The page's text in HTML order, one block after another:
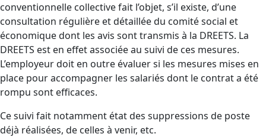
conventionnelle collective fait l’objet, s’il existe, d’une
consultation régulière et détaillée du comité social et
économique dont les avis sont transmis à la DREETS. La
DREETS est en effet associée au suivi de ces mesures.
L’employeur doit en outre évaluer si les mesures mises en
place pour accompagner les salariés dont le contrat a été
rompu sont efficaces.
Ce suivi fait notamment état des suppressions de poste
déjà réalisées, de celles à venir, etc.